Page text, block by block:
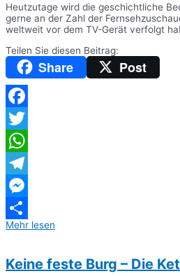
Heutzutage wird die geschichtliche
gerne an der Zahl der
weltweit vor dem TV-Gerät verfolgt
Teilen Sie diesen Beitrag:
Share Post
Facebook
Twitter
WhatsApp
Telegram
Messenger
Teilen
Mehr lesen
Keine feste Burg – Die